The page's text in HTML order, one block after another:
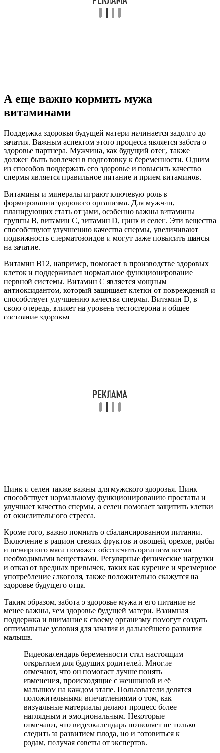
А еще важно кормить мужа
витаминами
Поддержка здоровья будущей матери начинается задолго до
зачатия. Важным аспектом этого процесса является забота о
здоровье партнера. Мужчина, как будущий отец, также
должен быть вовлечен в подготовку к беременности. Одним
из способов поддержать его здоровье и повысить качество
спермы является правильное питание и прием витаминов.
Витамины и минералы играют ключевую роль в
формировании здорового организма. Для мужчин,
планирующих стать отцами, особенно важны витамины
группы B, витамин C, витамин D, цинк и селен. Эти вещества
способствуют улучшению качества спермы, увеличивают
подвижность сперматозоидов и могут даже повысить шансы
на зачатие.
Витамин B12, например, помогает в производстве здоровых
клеток и поддерживает нормальное функционирование
нервной системы. Витамин C является мощным
антиоксидантом, который защищает клетки от повреждений и
способствует улучшению качества спермы. Витамин D, в
свою очередь, влияет на уровень тестостерона и общее
состояние здоровья.
Цинк и селен также важны для мужского здоровья. Цинк
способствует нормальному функционированию простаты и
улучшает качество спермы, а селен помогает защитить клетки
от окислительного стресса.
Кроме того, важно помнить о сбалансированном питании.
Включение в рацион свежих фруктов и овощей, орехов, рыбы
и нежирного мяса поможет обеспечить организм всеми
необходимыми веществами. Регулярные физические нагрузки
и отказ от вредных привычек, таких как курение и чрезмерное
употребление алкоголя, также положительно скажутся на
здоровье будущего отца.
Таким образом, забота о здоровье мужа и его питание не
менее важны, чем здоровье будущей матери. Взаимная
поддержка и внимание к своему организму помогут создать
оптимальные условия для зачатия и дальнейшего развития
малыша.
Видеокалендарь беременности стал настоящим
открытием для будущих родителей. Многие
отмечают, что он помогает лучше понять
изменения, происходящие с женщиной и её
малышом на каждом этапе. Пользователи делятся
положительными впечатлениями о том, как
визуальные материалы делают процесс более
наглядным и эмоциональным. Некоторые
отмечают, что видеокалендарь позволяет не только
следить за развитием плода, но и готовиться к
родам, получая советы от экспертов.